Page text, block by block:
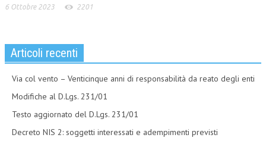
6 Ottobre 2023 2201
Articoli recenti
Via col vento – Venticinque anni di responsabilità da reato degli enti
Modifiche al D.Lgs. 231/01
Testo aggiornato del D.Lgs. 231/01
Decreto NIS 2: soggetti interessati e adempimenti previsti